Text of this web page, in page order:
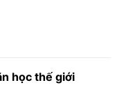
học thế giới